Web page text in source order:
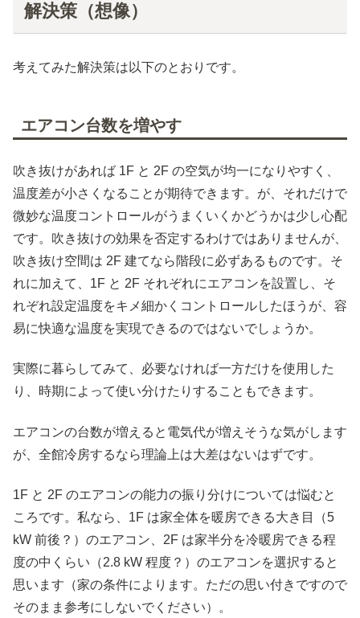
解決策（想像）
考えてみた解決策は以下のとおりです。
エアコン台数を増やす
吹き抜けがあれば 1F と 2F の空気が均一になりやすく、
温度差が小さくなることが期待できます。が、それだけで
微妙な温度コントロールがうまくいくかどうかは少し心配
です。吹き抜けの効果を否定するわけではありませんが、
吹き抜け空間は 2F 建てなら階段に必ずあるものです。そ
れに加えて、1F と 2F それぞれにエアコンを設置し、そ
れぞれ設定温度をキメ細かくコントロールしたほうが、容
易に快適な温度を実現できるのではないでしょうか。
実際に暮らしてみて、必要なければ一方だけを使用した
り、時期によって使い分けたりすることもできます。
エアコンの台数が増えると電気代が増えそうな気がします
が、全館冷房するなら理論上は大差はないはずです。
1F と 2F のエアコンの能力の振り分けについては悩むと
ころです。私なら、1F は家全体を暖房できる大き目（5
kW 前後？）のエアコン、2F は家半分を冷暖房できる程
度の中くらい（2.8 kW 程度？）のエアコンを選択すると
思います（家の条件によります。ただの思い付きですので
そのまま参考にしないでください）。